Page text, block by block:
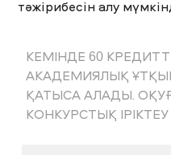
тәжірибесін алу
КЕМІНДЕ 60
АКАДЕМИЯЛЫҚ
ҚАТЫСА АЛАДЫ.
КОНКУРСТЫҚ ІРІКТЕУ